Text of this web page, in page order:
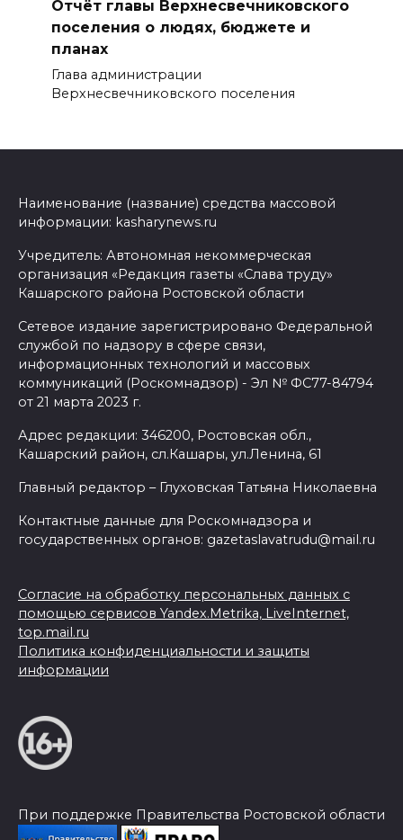
Отчёт главы Верхнесвечниковского
поселения о людях, бюджете и
планах
Глава администрации
Верхнесвечниковского поселения
Наименование (название) средства массовой
информации: kasharynews.ru
Учредитель: Автономная некоммерческая
организация «Редакция газеты «Слава труду»
Кашарского района Ростовской области
Сетевое издание зарегистрировано Федеральной
службой по надзору в сфере связи,
информационных технологий и массовых
коммуникаций (Роскомнадзор) - Эл № ФС77-84794
от 21 марта 2023 г.
Адрес редакции: 346200, Ростовская обл.,
Кашарский район, сл.Кашары, ул.Ленина, 61
Главный редактор – Глуховская Татьяна Николаевна
Контактные данные для Роскомнадзора и
государственных органов: gazetaslavatrudu@mail.ru
Согласие на обработку персональных данных с
помощью сервисов Yandex.Metrika, LiveInternet,
top.mail.ru
Политика конфиденциальности и защиты
информации
При поддержке Правительства Ростовской области